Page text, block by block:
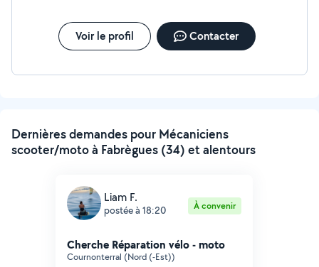
Voir le profil Contacter
Dernières demandes pour Mécaniciens
scooter/moto à Fabrègues (34) et alentours
Liam F.
postée à 18:20 À convenir
Cherche Réparation vélo - moto
Cournonterral (Nord (-Est))